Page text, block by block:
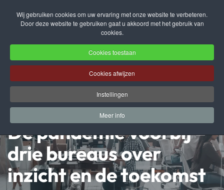
Wij gebruiken cookies om uw ervaring met onze website te verbeteren.
Door deze website te gebruiken gaat u akkoord met het gebruik van
cookies.
Cookies toestaan
Cookies afwijzen
Instellingen
Meer info
Terug naar hoofdinhoud
De pandemie voorbij –
drie bureaus over
inzicht en de toekomst